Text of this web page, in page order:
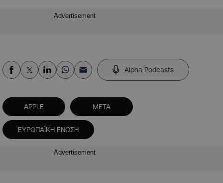
Advertisement
Alpha Podcasts
APPLE META
ΕΥΡΩΠΑΪΚΗ ΕΝΩΣΗ
Advertisement